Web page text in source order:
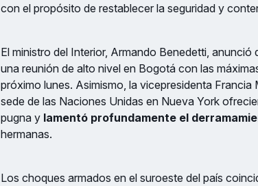
con el propósito de restablecer la seguridad y
El ministro del Interior, Armando Benedetti,
una reunión de alto nivel en Bogotá con las
próximo lunes. Asimismo, la vicepresidenta
sede de las Naciones Unidas en Nueva York
pugna y lamentó profundamente el
hermanas.
Los choques armados en el suroeste del país